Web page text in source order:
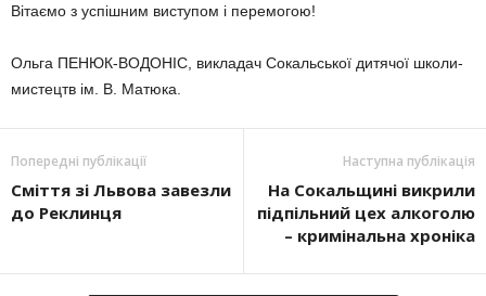
Вітаємо з успішним виступом і перемогою!
Ольга ПЕНЮК-ВОДОНІС, викладач Сокальської дитячої школи-
мистецтв ім. В. Матюка.
Попередні публікації
Сміття зі Львова завезли
до Реклинця
Наступна публікація
На Сокальщині викрили
підпільний цех алкоголю
– кримінальна хроніка